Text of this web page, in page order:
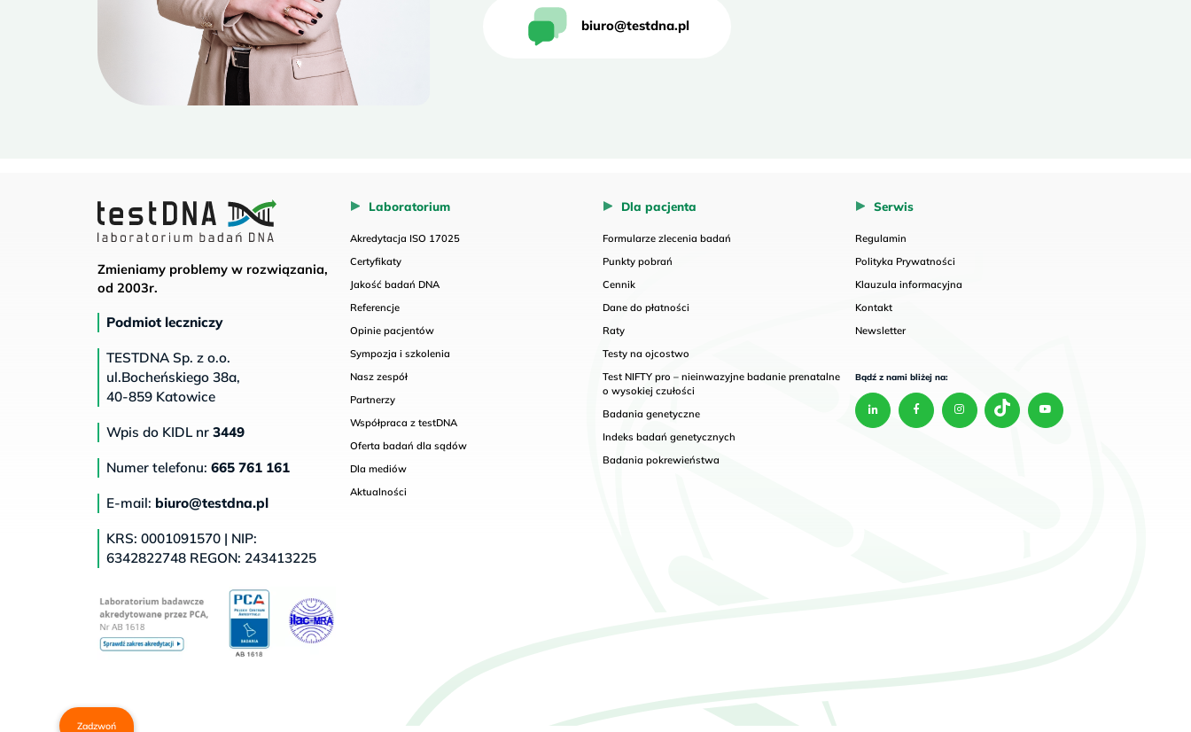
biuro@testdna.pl
Zmieniamy problemy w rozwiązania,
od 2003r.
Podmiot leczniczy
TESTDNA Sp. z o.o.
ul.Bocheńskiego 38a,
40-859 Katowice
Wpis do KIDL nr3449
Numer telefonu:665 761 161
E-mail: biuro@testdna.pl
KRS: 0001091570 | NIP:
6342822748 REGON: 243413225
Laboratorium
Akredytacja ISO 17025
Certyfikaty
Jakość badań DNA
Referencje
Opinie pacjentów
Sympozja i szkolenia
Nasz zespół
Partnerzy
Współpraca z testDNA
Oferta badań dla sądów
Dla mediów
Aktualności
Dla pacjenta
Formularze zlecenia badań
Punkty pobrań
Cennik
Dane do płatności
Raty
Testy na ojcostwo
Test NIFTY pro – nieinwazyjne badanie prenatalne
o wysokiej czułości
Badania genetyczne
Indeks badań genetycznych
Badania pokrewieństwa
Serwis
Regulamin
Polityka Prywatności
Klauzula informacyjna
Kontakt
Newsletter
Bądź z nami bliżej na:
Zadzwoń